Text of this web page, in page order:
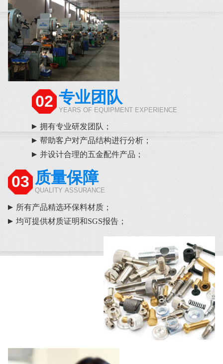
02 专业团队
YEARS OF EQUIPMENT EXPERIENCE
拥有专业研发团队；
帮助客户对产品结构进行分析；
并设计合理的五金配件产品；
03 质量保障
QUALITY ASSURANCE
所有产品精选环保料材质；
均可提供材质证明和SGS报告；